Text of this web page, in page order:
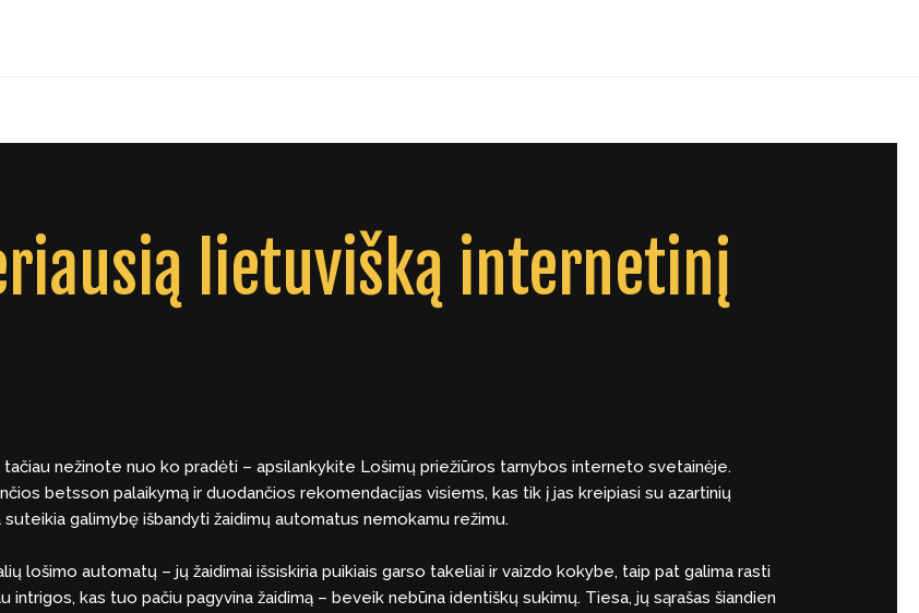
lietuvišką internetinį
nežinote nuo ko pradėti – apsilankykite Lošimų priežiūros tarnybos interneto svetainėje.
betsson palaikymą ir duodančios rekomendacijas visiems, kas tik į jas kreipiasi su azartinių
galimybę išbandyti žaidimų automatus nemokamu režimu.
lošimo automatų – jų žaidimai išsiskiria puikiais garso takeliai ir vaizdo kokybe, taip pat galima rasti
intrigos, kas tuo pačiu pagyvina žaidimą – beveik nebūna identiškų sukimų. Tiesa, jų sąrašas šiandien